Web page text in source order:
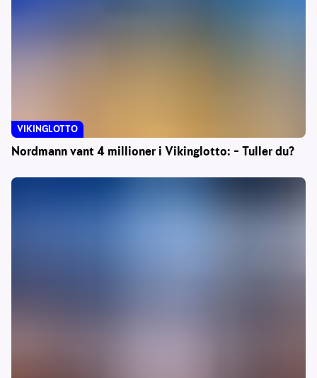
Nordmann vant 4 millioner i Vikinglotto: – Tuller du?
VIKINGLOTTO